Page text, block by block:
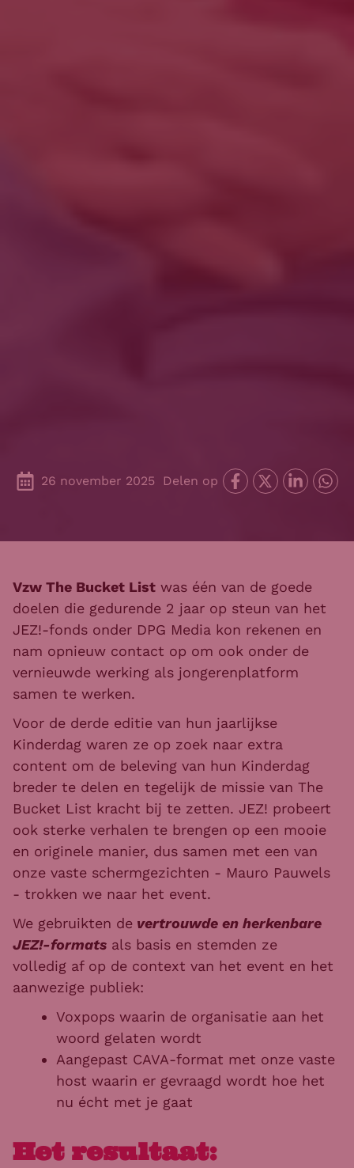
26 november 2025 Delen op
Vzw The Bucket List was één van de goede
doelen die gedurende 2 jaar op steun van het
JEZ!-fonds onder DPG Media kon rekenen en
nam opnieuw contact op om ook onder de
vernieuwde werking als jongerenplatform
samen te werken.
Voor de derde editie van hun jaarlijkse
Kinderdag waren ze op zoek naar extra
content om de beleving van hun Kinderdag
breder te delen en tegelijk de missie van The
Bucket List kracht bij te zetten. JEZ! probeert
ook sterke verhalen te brengen op een mooie
en originele manier, dus samen met een van
onze vaste schermgezichten - Mauro Pauwels
- trokken we naar het event.
We gebruikten de vertrouwde en herkenbare
JEZ!-formats als basis en stemden ze
volledig af op de context van het event en het
aanwezige publiek:
Voxpops waarin de organisatie aan het
woord gelaten wordt
Aangepast CAVA-format met onze vaste
host waarin er gevraagd wordt hoe het
nu écht met je gaat
Het resultaat: